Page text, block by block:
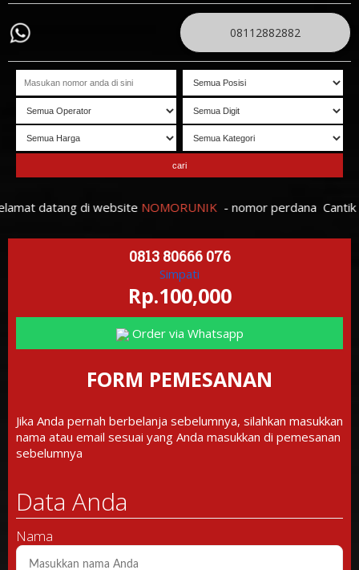
08112882882
datang di websiteNOMORUNIK- nomorperdana Cantik
0813 80666 076
Simpati
Rp.100,000
Order via Whatsapp
FORM PEMESANAN
Jika Anda pernah berbelanja sebelumnya, silahkan masukkan
nama atau email sesuai yang Anda masukkan di pemesanan
sebelumnya
Data Anda
Nama